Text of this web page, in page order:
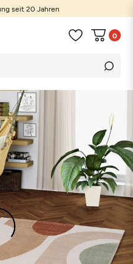
seit 20 Jahren
0